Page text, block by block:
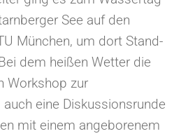
See auf den
München, um dort Stand-
dem heißen Wetter die
Workshop zur
eine Diskussionsrunde
mit einem angeborenem